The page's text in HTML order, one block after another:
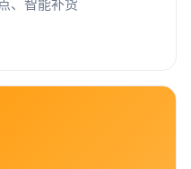
、智能补货